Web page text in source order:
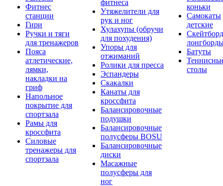
Фитнес
станции
Гири
Ручки и тяги
для тренажеров
Пояса
атлетические,
лямки,
накладки на
гриф
Напольное
покрытие для
спортзала
Рамы для
кроссфита
Силовые
тренажеры для
спортзала
фитнеса
Утяжелители для
рук и ног
Хулахупы (обручи
для похудения)
Упоры для
отжиманий
Ролики для пресса
Эспандеры
Скакалки
Канаты для
кроссфита
Балансировочные
подушки
Балансировочные
полусферы BOSU
Балансировочные
диски
Масажные
полусферы для
ног
коньки
Самокаты
детские
Батуты
столы